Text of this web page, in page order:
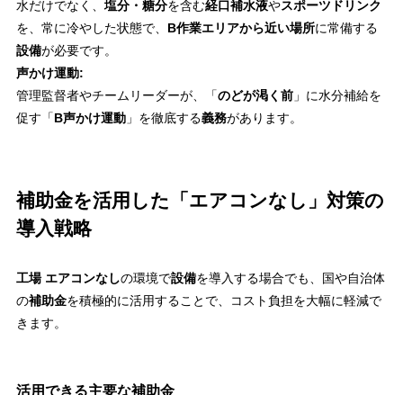
水だけでなく、 塩分・糖分を含む経口補水液やスポーツドリンク
を、常に冷やした状態で、 B作業エリアから近い場所に常備する
設備が必要です。
声かけ運動:
管理監督者やチームリーダーが、「のどが渇く前」に水分補給を
促す「B声かけ運動」を徹底する義務があります。
補助金を活用した「エアコンなし」対策の
導入戦略
工場 エアコンなしの環境で設備を導入する場合でも、国や自治体
の補助金を積極的に活用することで、コスト負担を大幅に軽減で
きます。
活用できる主要な補助金